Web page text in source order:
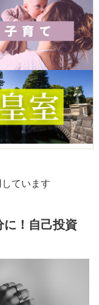
ています
に！自己投資